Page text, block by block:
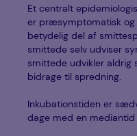
Et centralt
er præsymptomatisk og
betydelig del af
smittede selv udviser
smittede udvikler aldrig
bidrage til spredning.
Inkubationstiden er
dage med en